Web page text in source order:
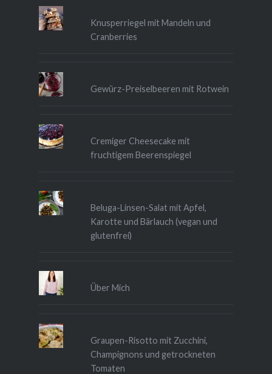
Knusperriegel mit Mandeln und
Cranberries
Gewürz-Preiselbeeren mit Rotwein
Cremiger Cheesecake mit
fruchtigem Beerenspiegel
Beluga-Linsen-Salat mit Apfel,
Karotte und Bärlauch (vegan und
glutenfrei)
Über Mich
Graupen-Risotto mit Zucchini,
Champignons und getrockneten
Tomaten